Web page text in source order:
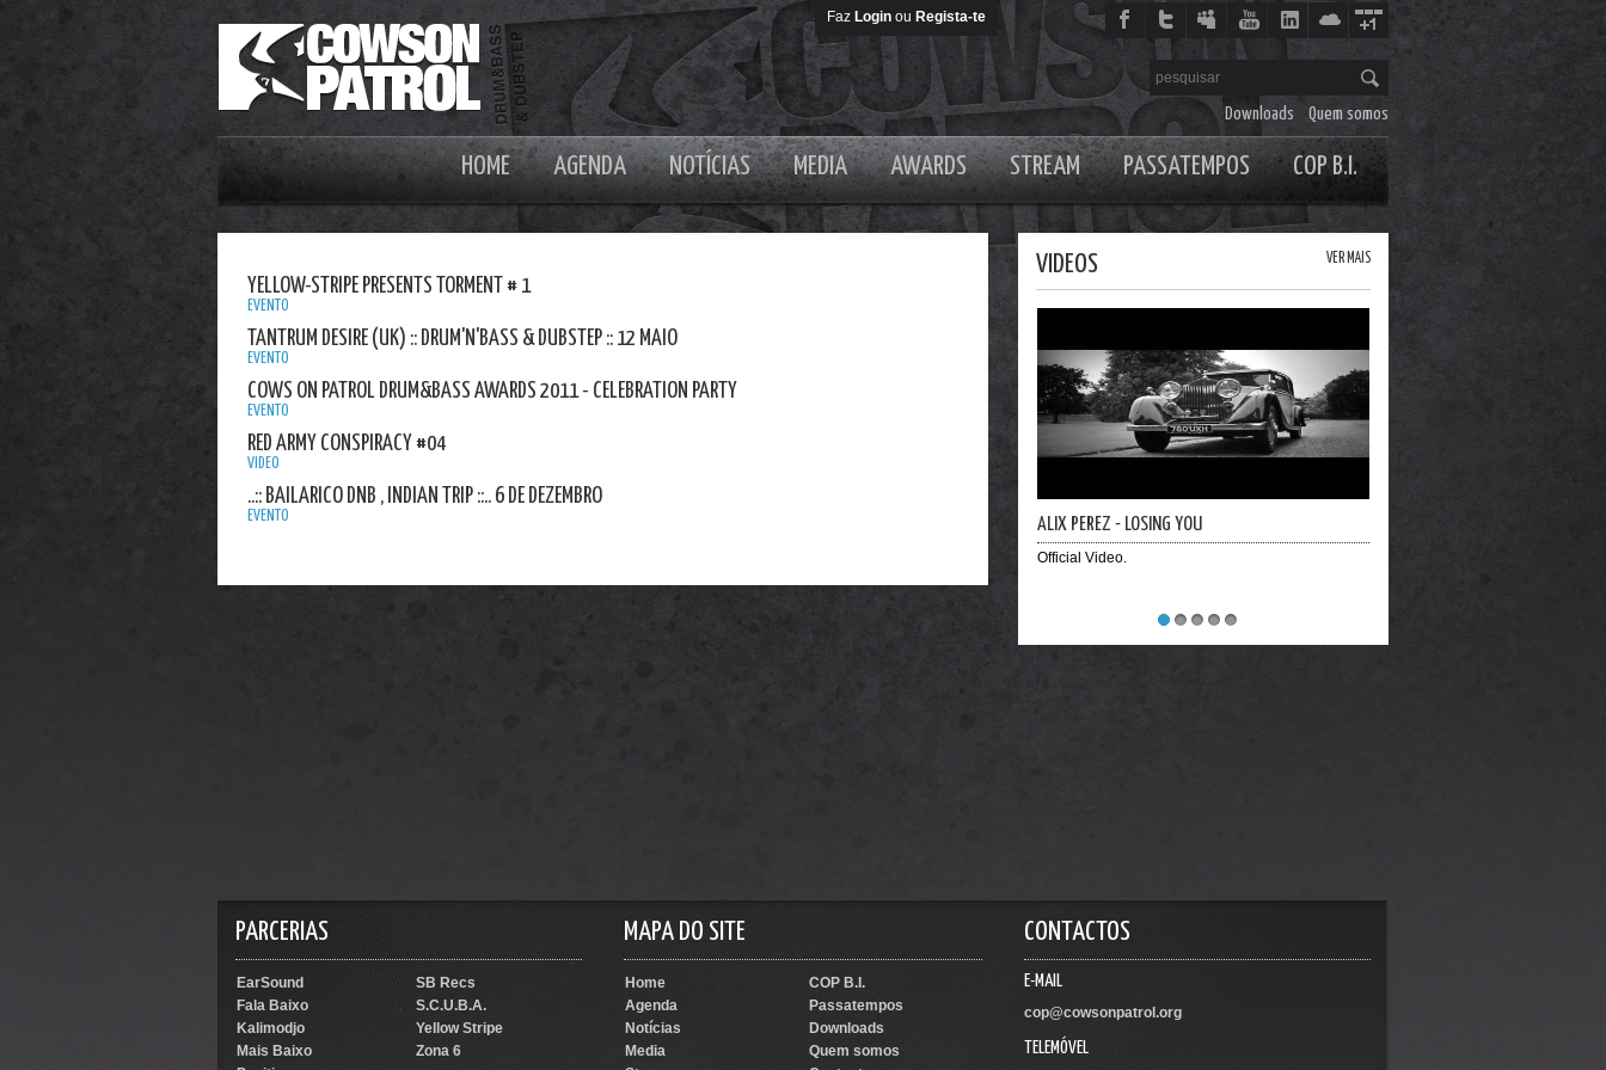
Faz Login ou Regista-te
Downloads Quem somos
HOME AGENDA NOTÍCIAS MEDIA AWARDS STREAM PASSATEMPOS COP B.I.
YELLOW-STRIPE PRESENTS TORMENT # 1
EVENTO
TANTRUM DESIRE (UK) :: DRUM'N'BASS & DUBSTEP :: 12 MAIO
EVENTO
COWS ON PATROL DRUM&BASS AWARDS 2011 - CELEBRATION PARTY
EVENTO
RED ARMY CONSPIRACY #04
VIDEO
..:: BAILARICO DNB , INDIAN TRIP ::.. 6 DE DEZEMBRO
EVENTO
VIDEOS VER MAIS
ALIX PEREZ - LOSING YOU
Official Video.
PARCERIAS
EarSound
SB Recs
Fala Baixo
S.C.U.B.A.
Kalimodjo
Yellow Stripe
Mais Baixo
Zona 6
MAPA DO SITE
Home
COP B.I.
Agenda
Passatempos
Notícias
Downloads
Media
Quem somos
CONTACTOS
E-MAIL
cop@cowsonpatrol.org
TELEMÓVEL